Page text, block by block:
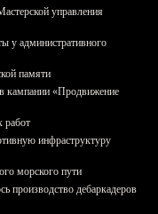
управления
у административного
памяти
кампании «Продвижение
работ
инфраструктуру
морского пути
производство дебаркадеров